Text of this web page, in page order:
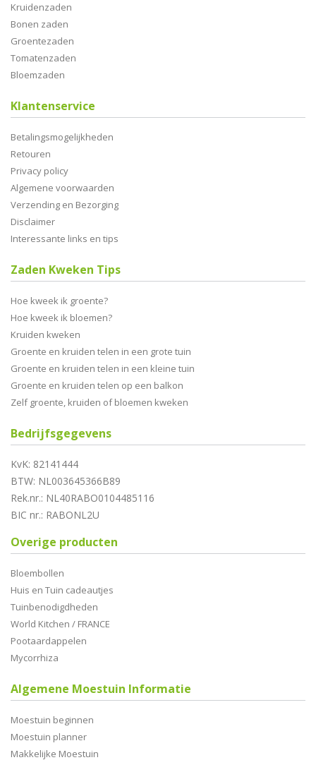
Kruidenzaden
Bonen zaden
Groentezaden
Tomatenzaden
Bloemzaden
Klantenservice
Betalingsmogelijkheden
Retouren
Privacy policy
Algemene voorwaarden
Verzending en Bezorging
Disclaimer
Interessante links en tips
Zaden Kweken Tips
Hoe kweek ik groente?
Hoe kweek ik bloemen?
Kruiden kweken
Groente en kruiden telen in een grote tuin
Groente en kruiden telen in een kleine tuin
Groente en kruiden telen op een balkon
Zelf groente, kruiden of bloemen kweken
Bedrijfsgegevens
KvK: 82141444
BTW: NL003645366B89
Rek.nr.: NL40RABO0104485116
BIC nr.: RABONL2U
Overige producten
Bloembollen
Huis en Tuin cadeautjes
Tuinbenodigdheden
World Kitchen / FRANCE
Pootaardappelen
Mycorrhiza
Algemene Moestuin Informatie
Moestuin beginnen
Moestuin planner
Makkelijke Moestuin